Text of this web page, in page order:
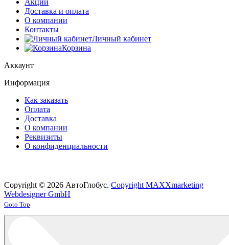
Акции
Доставка и оплата
О компании
Контакты
Личный кабинет
Корзина
Аккаунт
Информация
Как заказать
Оплата
Доставка
О компании
Реквизиты
О конфиденциальности
Copyright © 2026 АвтоГлобус. Copyright MAXXmarketing
Webdesigner GmbH
Joomla! 3 Templates
Goto Top